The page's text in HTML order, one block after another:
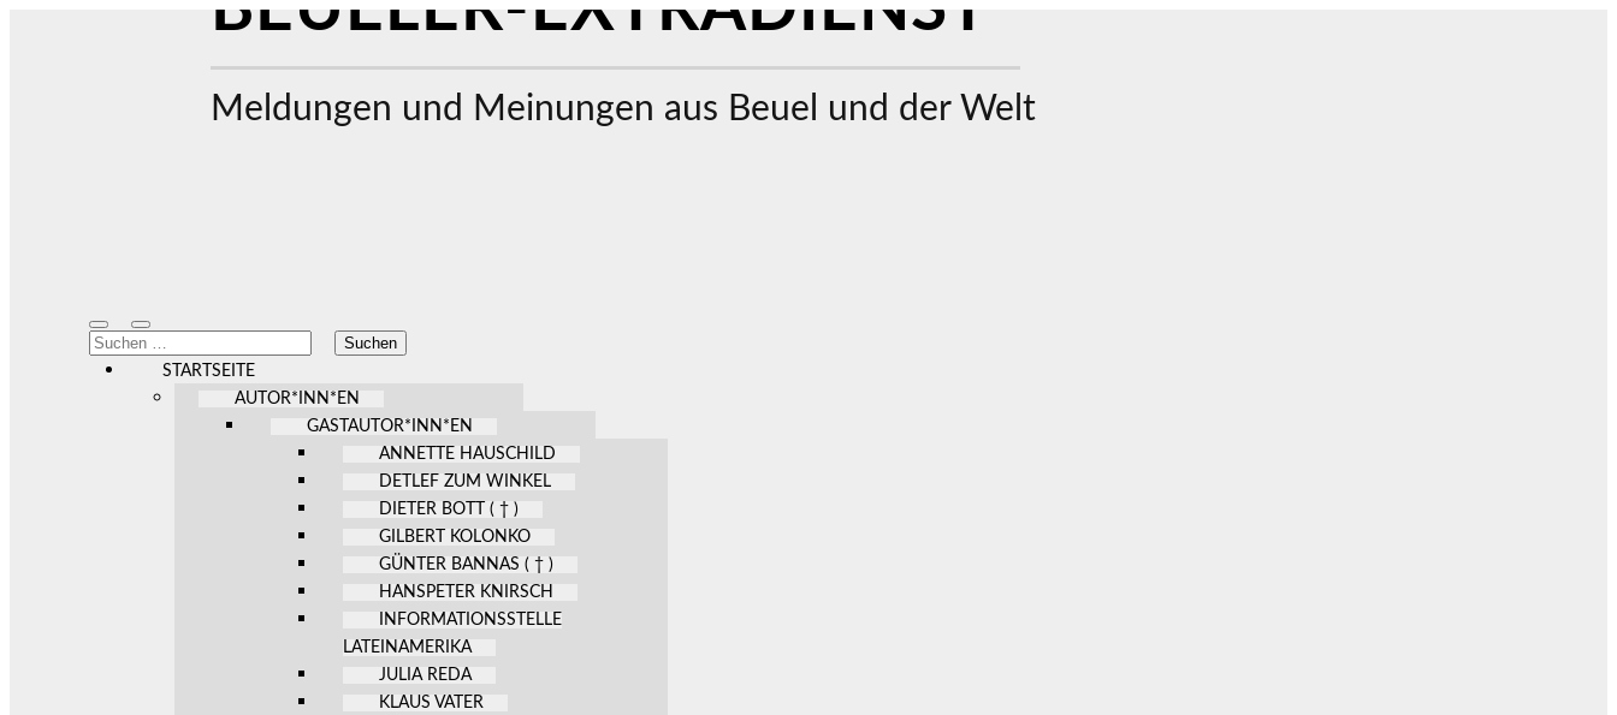
Meldungen und Meinungen aus Beuel und der Welt
Mobile-
Menü
ein-/ausblenden
Suchfeld
ein-/ausblenden
Suchen
nach:
STARTSEITE
AUTOR*INN*EN
GASTAUTOR*INN*EN
ANNETTE HAUSCHILD
DETLEF ZUM WINKEL
DIETER BOTT ( † )
GILBERT KOLONKO
GÜNTER BANNAS ( † )
HANSPETER KNIRSCH
INFORMATIONSSTELLE
LATEINAMERIKA
JULIA REDA
KLAUS VATER